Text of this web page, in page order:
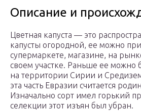
Описание и
Цветная капуста — это
капусты огородной, ее можно
супермаркете, магазине, на
своем участке. Раньше ее можно
на территории Сирии и
эта часть Евразии считается
Изначально сорт имел горький
селекции этот изъян был убран.